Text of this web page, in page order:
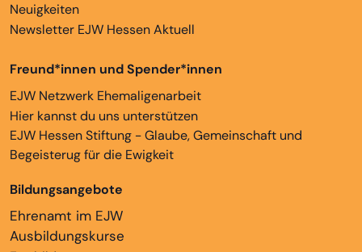
Neuigkeiten
Newsletter EJW Hessen Aktuell
Freund*innen und Spender*innen
EJW Netzwerk Ehemaligenarbeit
Hier kannst du uns unterstützen
EJW Hessen Stiftung - Glaube, Gemeinschaft und
Begeisterug für die Ewigkeit
Bildungsangebote
Ehrenamt im EJW
Ausbildungskurse